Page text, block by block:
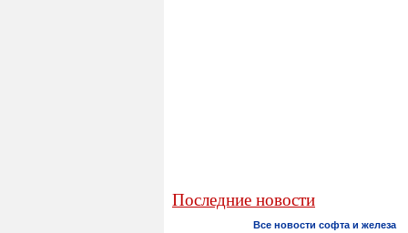
Последние новости
Все новости софта и железа